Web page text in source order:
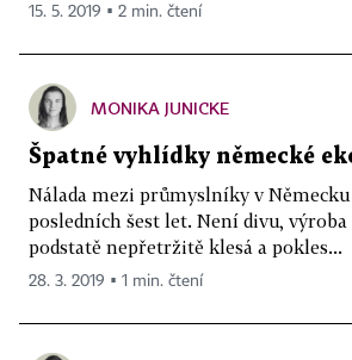
15. 5. 2019 ▪ 2 min. čtení
MONIKA JUNICKE
Špatné vyhlídky německé
Nálada mezi průmyslníky v
posledních šest let. Není divu, výroba
podstatě nepřetržitě klesá a pokles...
28. 3. 2019 ▪ 1 min. čtení